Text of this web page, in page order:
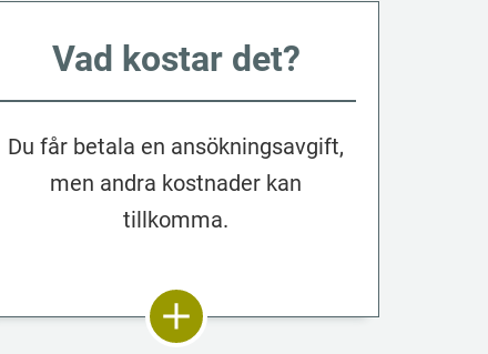
Vad kostar det?
Du får betala en ansökningsavgift,
men andra kostnader kan
tillkomma.